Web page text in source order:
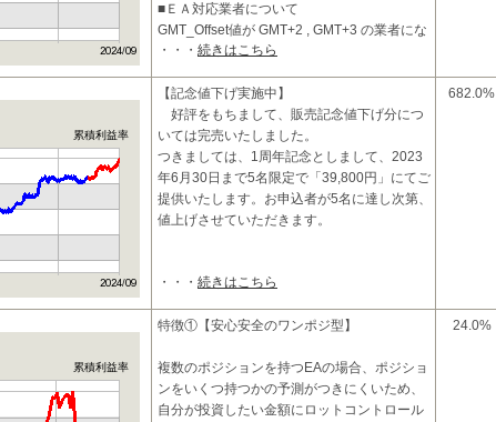
■ＥＡ対応業者について
GMT_Offset値が GMT+2 , GMT+3 の業者にな
ります。
■投資コンセプトおよび特徴
・・・ 続きはこちら
累積利益率
【記念値下げ実施中】
好評をもちまして、販売記念値下げ分につ
いては完売いたしました。
つきましては、1周年記念としまして、2023
年6月30日まで5名限定で「39,800円」にてご
提供いたします。お申込者が5名に達し次第、
値上げさせていただきます。
□商品特性
・・・ 続きはこちら
682.0%
累積利益率
特徴①【安心安全のワンポジ型】
複数のポジションを持つEAの場合、ポジショ
ンをいくつ持つかの予測がつきにくいため、
自分が投資したい金額にロットコントロール
24.0%